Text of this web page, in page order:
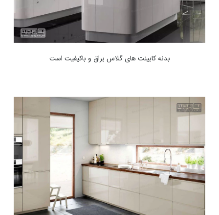
بدنه کابینت های گلاس براق و باکیفیت است